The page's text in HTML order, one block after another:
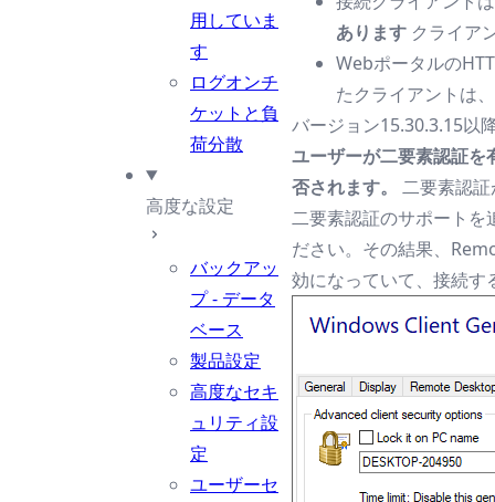
用していま
す
ログオンチ
ケットと負
荷分散
高度な設定
バックアッ
プ - データ
ベース
製品設定
高度なセキ
ュリティ設
定
ユーザーセ
あります クライア
Webポータルの
たクライアントは
バージョン15.30.3.15以
ユーザーが二要素認証を
否されます。 二要素認
二要素認証のサポート
ださい。その結果、
効になっていて、接続す